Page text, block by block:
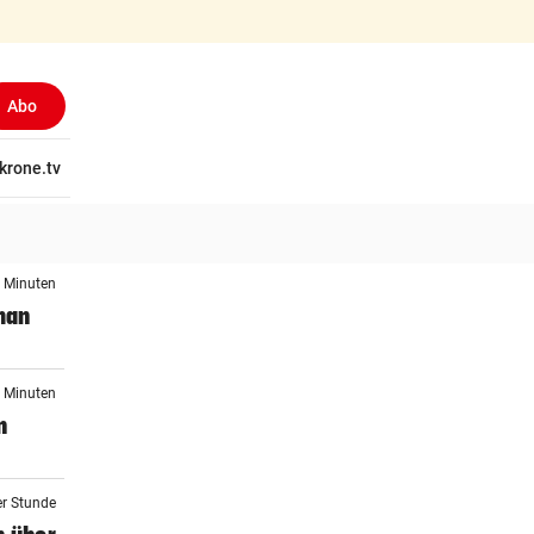
Abo
krone.tv
Minuten
Minuten
Stunde